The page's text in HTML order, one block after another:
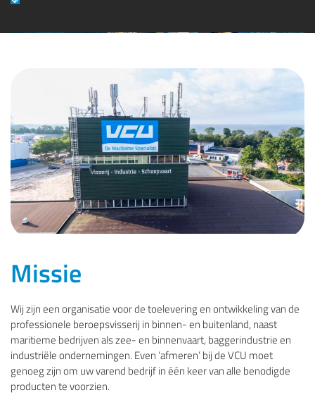
Missie
Wij zijn een organisatie voor de toelevering en ontwikkeling van de
professionele beroepsvisserij in binnen- en buitenland, naast
maritieme bedrijven als zee- en binnenvaart, baggerindustrie en
industriële ondernemingen. Even ‘afmeren’ bij de VCU moet
genoeg zijn om uw varend bedrijf in één keer van alle benodigde
producten te voorzien.